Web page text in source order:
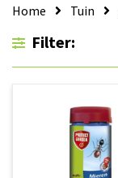
Home Tuin
Filter: